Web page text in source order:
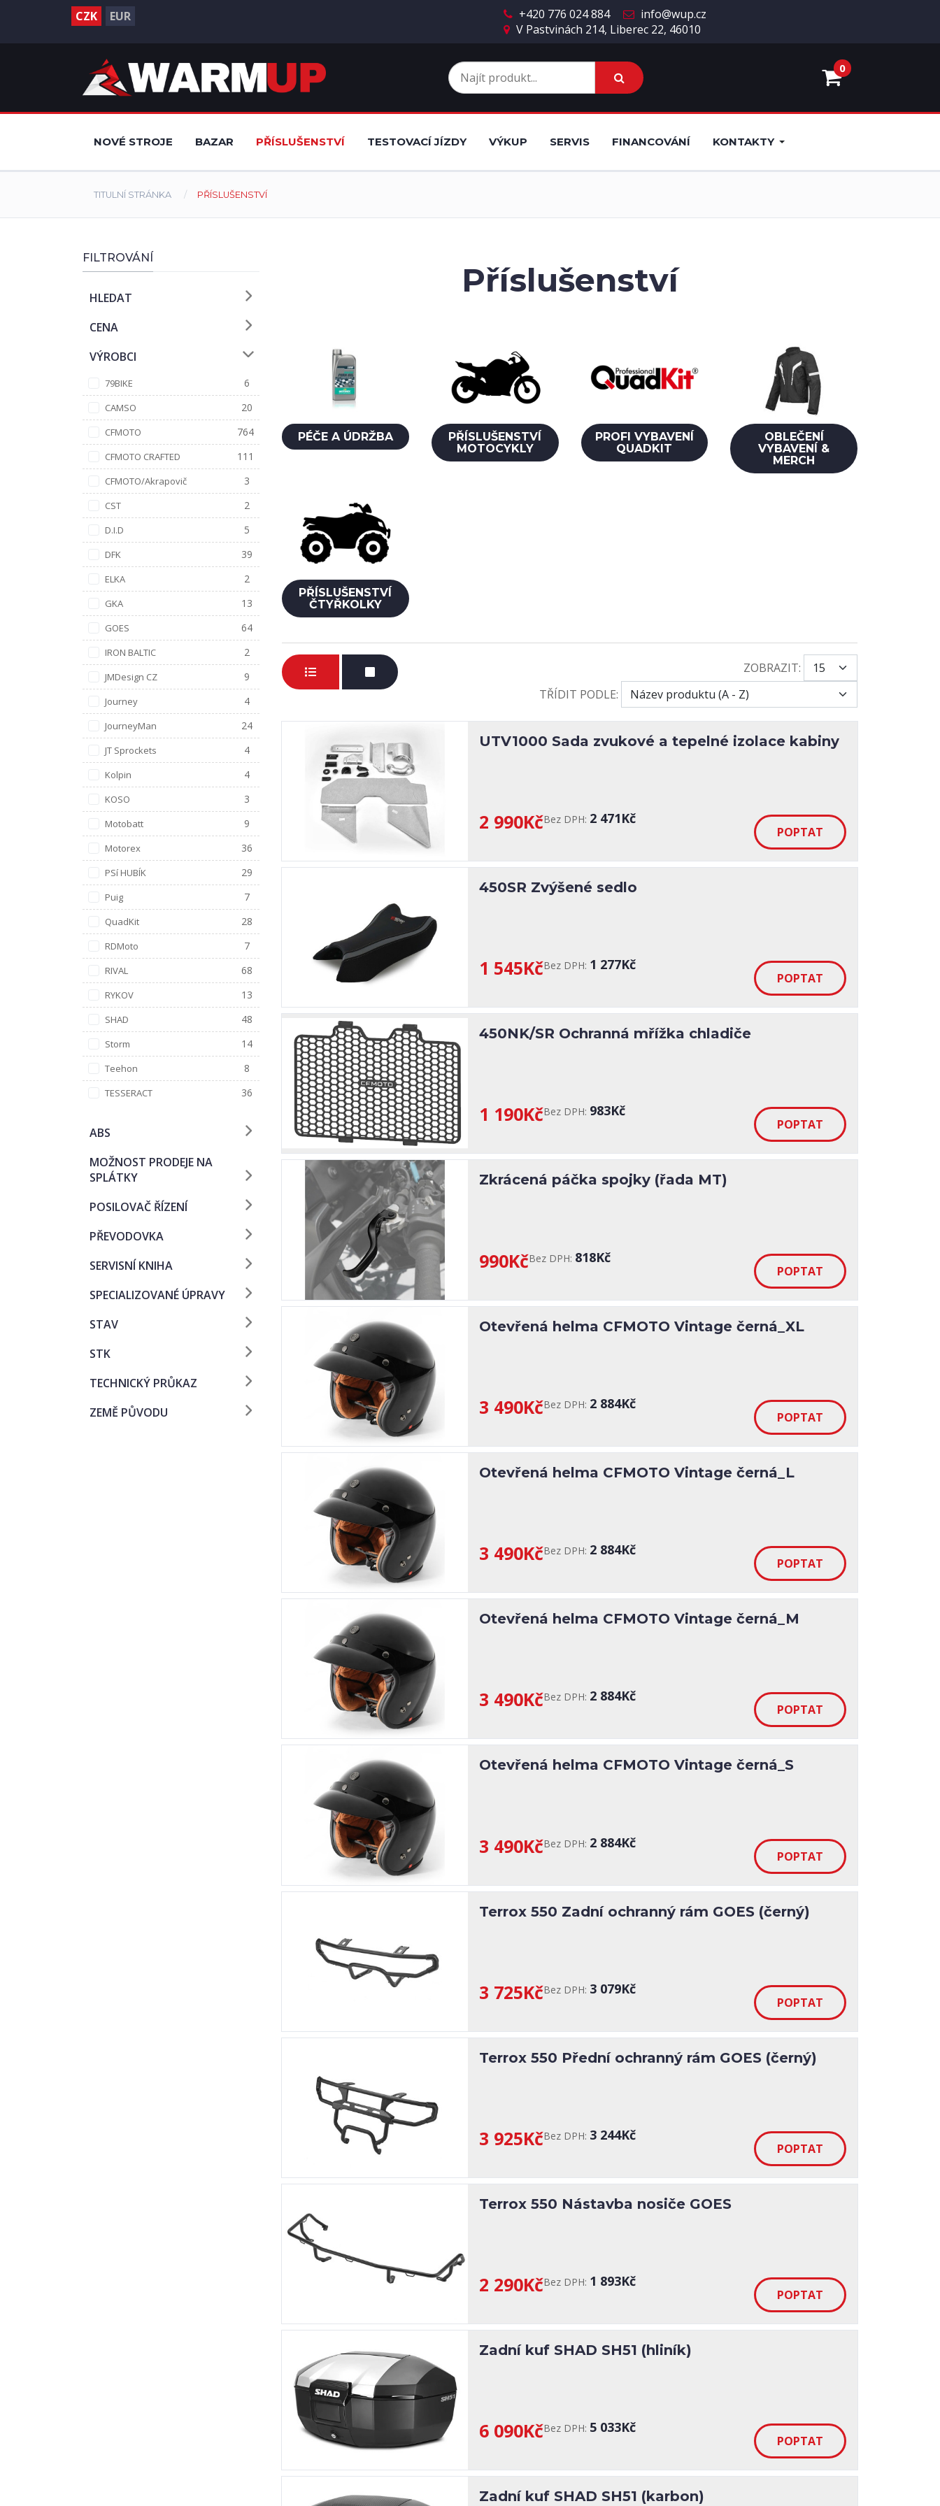
CZK EUR +420 776 024 884
info@wup.cz
V Pastvinách 214, Liberec 22, 46010
0
NOVÉ STROJE BAZAR PŘÍSLUŠENSTVÍ TESTOVACÍ JÍZDY VÝKUP SERVIS FINANCOVÁNÍ KONTAKTY
TITULNÍ STRÁNKA PŘÍSLUŠENSTVÍ
Příslušenství
PÉČE A ÚDRŽBA
PŘÍSLUŠENSTVÍ
MOTOCYKLY
PROFI VYBAVENÍ
QUADKIT
OBLEČENÍ
VYBAVENÍ &
MERCH
PŘÍSLUŠENSTVÍ
ČTYŘKOLKY
ZOBRAZIT:
TŘÍDIT PODLE:
UTV1000 Sada zvukové a tepelné izolace kabiny
2 990KčBez DPH: 2 471Kč
450SR Zvýšené sedlo
1 545KčBez DPH: 1 277Kč
450NK/SR Ochranná mřížka chladiče
1 190KčBez DPH: 983Kč
Zkrácená páčka spojky (řada MT)
990KčBez DPH: 818Kč
Otevřená helma CFMOTO Vintage černá_XL
3 490KčBez DPH: 2 884Kč
Otevřená helma CFMOTO Vintage černá_L
3 490KčBez DPH: 2 884Kč
Otevřená helma CFMOTO Vintage černá_M
3 490KčBez DPH: 2 884Kč
Otevřená helma CFMOTO Vintage černá_S
3 490KčBez DPH: 2 884Kč
Terrox 550 Zadní ochranný rám GOES (černý)
3 725KčBez DPH: 3 079Kč
Terrox 550 Přední ochranný rám GOES (černý)
3 925KčBez DPH: 3 244Kč
Terrox 550 Nástavba nosiče GOES
2 290KčBez DPH: 1 893Kč
Zadní kuf SHAD SH51 (hliník)
6 090KčBez DPH: 5 033Kč
Zadní kuf SHAD SH51 (karbon)
FILTROVÁNÍ
HLEDAT
CENA
VÝROBCI
79BIKE 6
CAMSO 20
CFMOTO 764
CFMOTO CRAFTED 111
CFMOTO/Akrapovič 3
CST 2
D.I.D 5
DFK 39
ELKA 2
GKA 13
GOES 64
IRON BALTIC 2
JMDesign CZ 9
Journey 4
JourneyMan 24
JT Sprockets 4
Kolpin 4
KOSO 3
Motobatt 9
Motorex 36
PSí HUBÍK 29
Puig 7
QuadKit 28
RDMoto 7
RIVAL 68
RYKOV 13
SHAD 48
Storm 14
Teehon 8
TESSERACT 36
ABS
MOŽNOST PRODEJE NA
SPLÁTKY
POSILOVAČ ŘÍZENÍ
PŘEVODOVKA
SERVISNÍ KNIHA
SPECIALIZOVANÉ ÚPRAVY
STAV
STK
TECHNICKÝ PRŮKAZ
ZEMĚ PŮVODU